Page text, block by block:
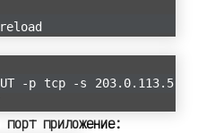
-p tcp -s 203.0.113.5
приложение: